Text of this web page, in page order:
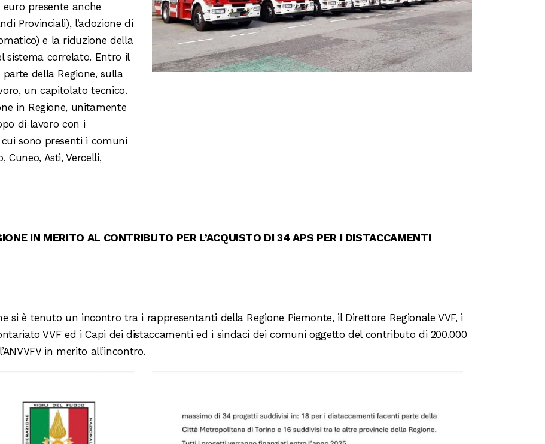
presente anche
Provinciali), l’adozione di
e la riduzione della
sistema correlato. Entro il
della Regione, sulla
un capitolato tecnico.
in Regione, unitamente
di lavoro con i
sono presenti i comuni
Asti, Vercelli,
IN MERITO AL CONTRIBUTO PER L’ACQUISTO DI 34 APS PER I DISTACCAMENTI
si è tenuto un incontro tra i rappresentanti della Regione Piemonte, il Direttore Regionale VVF, i
VVF ed i Capi dei distaccamenti ed i sindaci dei comuni oggetto del contributo di 200.000
in merito all’incontro.